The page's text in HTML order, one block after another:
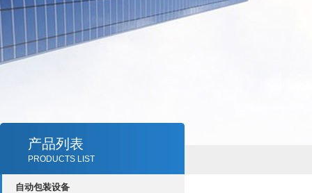
产品列表
PRODUCTS LIST
自动包装设备